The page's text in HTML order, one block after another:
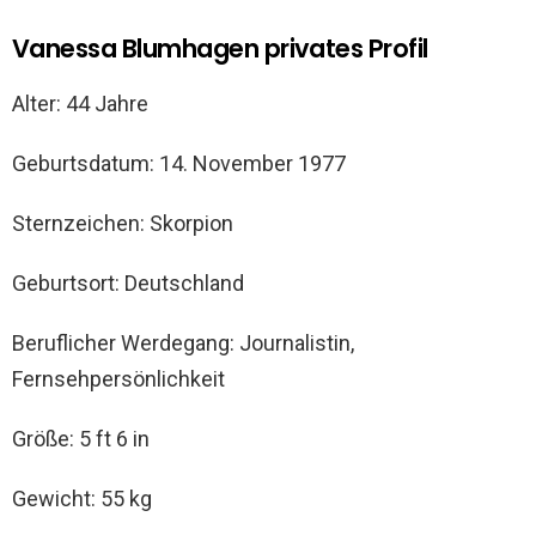
Vanessa Blumhagen privates Profil
Alter: 44 Jahre
Geburtsdatum: 14. November 1977
Sternzeichen: Skorpion
Geburtsort: Deutschland
Beruflicher Werdegang: Journalistin,
Fernsehpersönlichkeit
Größe: 5 ft 6 in
Gewicht: 55 kg